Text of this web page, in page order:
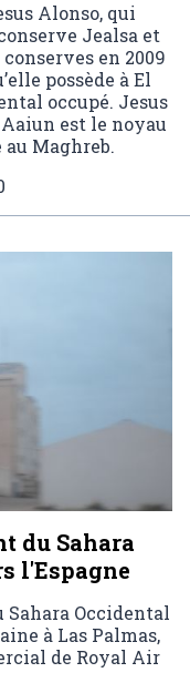
Alonso, qui
Jealsa et
en 2009
possède à El
occupé. Jesus
est le noyau
au Maghreb.
du Sahara
l'Espagne
Sahara Occidental
à Las Palmas,
de Royal Air